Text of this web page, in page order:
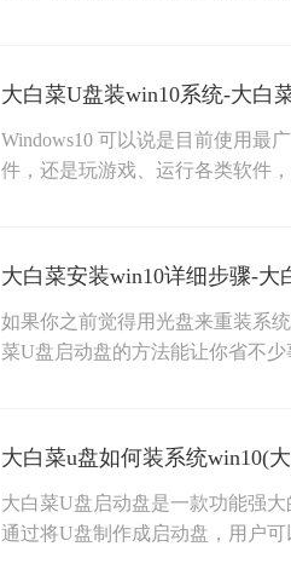
大白菜U盘装win10系统-大白
Windows10 可以说是目前使用最
件，还是玩游戏、运行各类软件
大白菜安装win10详细步骤-大
如果你之前觉得用光盘来重装系
菜U盘启动盘的方法能让你省不
大白菜u盘如何装系统win10(
大白菜U盘启动盘是一款功能强
通过将U盘制作成启动盘，用户